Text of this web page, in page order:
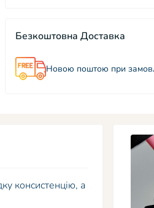
Безкоштовна Доставка
Новою поштою при
консистенцію, а